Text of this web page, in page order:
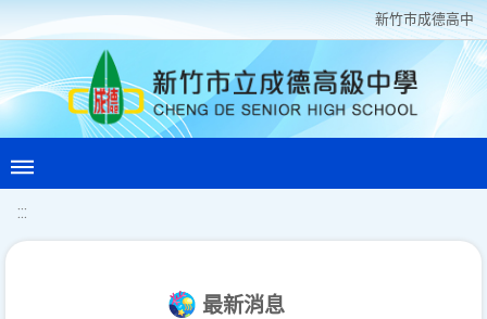
新竹巿成德高中
:::
最新消息